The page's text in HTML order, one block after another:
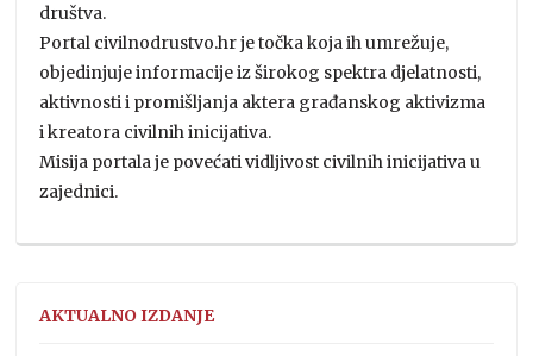
društva.
Portal civilnodrustvo.hr je točka koja ih umrežuje,
objedinjuje informacije iz širokog spektra djelatnosti,
aktivnosti i promišljanja aktera građanskog aktivizma
i kreatora civilnih inicijativa.
Misija portala je povećati vidljivost civilnih inicijativa u
zajednici.
AKTUALNO IZDANJE